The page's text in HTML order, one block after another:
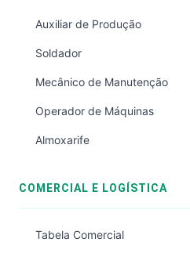
Auxiliar de Produção
Soldador
Mecânico de Manutenção
Operador de Máquinas
Almoxarife
COMERCIAL E LOGÍSTICA
Tabela Comercial